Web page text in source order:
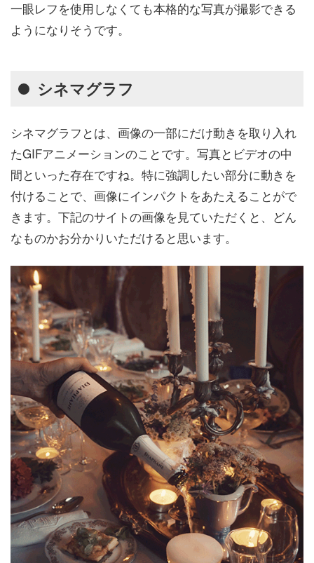
一眼レフを使用しなくても本格的な写真が撮影できる
ようになりそうです。
シネマグラフ
シネマグラフとは、画像の一部にだけ動きを取り入れ
たGIFアニメーションのことです。写真とビデオの中
間といった存在ですね。特に強調したい部分に動きを
付けることで、画像にインパクトをあたえることがで
きます。下記のサイトの画像を見ていただくと、どん
なものかお分かりいただけると思います。